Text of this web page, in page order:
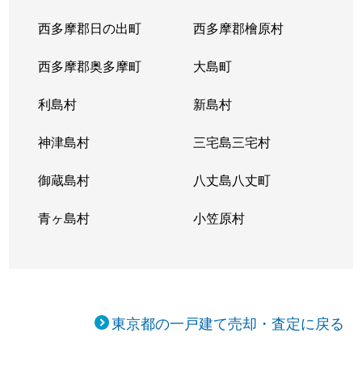
西多摩郡日の出町 西多摩郡檜原村
西多摩郡奥多摩町 大島町
利島村 新島村
神津島村 三宅島三宅村
御蔵島村 八丈島八丈町
青ヶ島村 小笠原村
東京都の一戸建て売却・査定に戻る